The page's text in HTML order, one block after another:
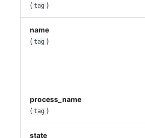
( tag )
name
( tag )
process_name
( tag )
state